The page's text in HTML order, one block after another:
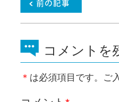
コメントを
＊ は必須項目です。ご